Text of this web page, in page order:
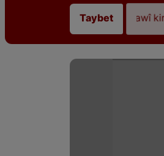
Taybet
koça dawî kir